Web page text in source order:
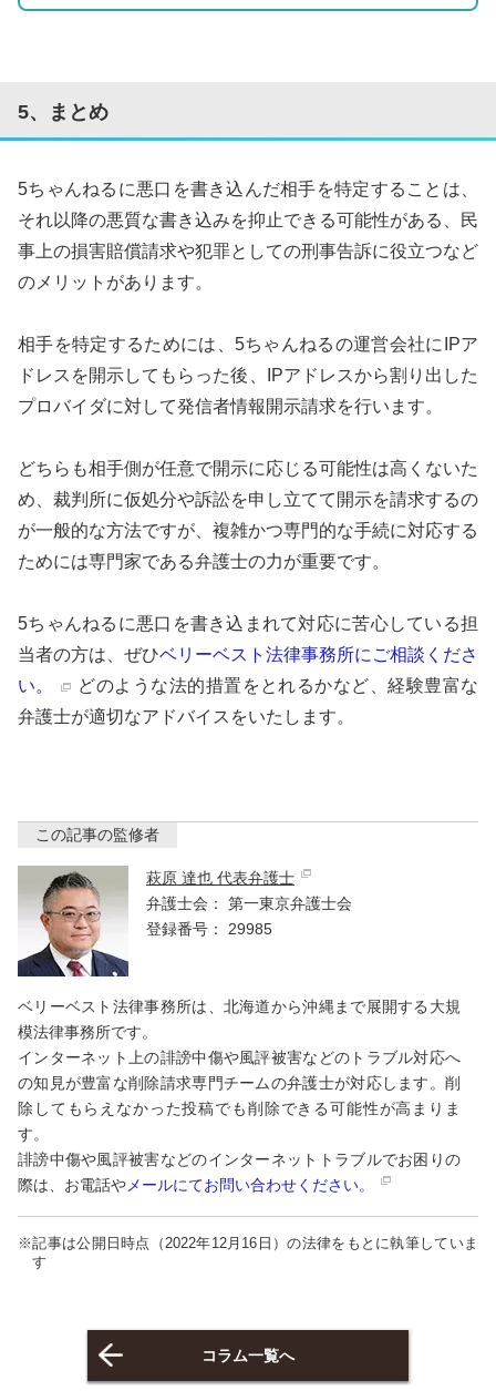
5、まとめ
5ちゃんねるに悪口を書き込んだ相手を特定することは、
それ以降の悪質な書き込みを抑止できる可能性がある、民
事上の損害賠償請求や犯罪としての刑事告訴に役立つなど
のメリットがあります。
相手を特定するためには、5ちゃんねるの運営会社にIPア
ドレスを開示してもらった後、IPアドレスから割り出した
プロバイダに対して発信者情報開示請求を行います。
どちらも相手側が任意で開示に応じる可能性は高くないた
め、裁判所に仮処分や訴訟を申し立てて開示を請求するの
が一般的な方法ですが、複雑かつ専門的な手続に対応する
ためには専門家である弁護士の力が重要です。
5ちゃんねるに悪口を書き込まれて対応に苦心している担
当者の方は、ぜひベリーベスト法律事務所にご相談くださ
い。
どのような法的措置をとれるかなど、経験豊富な
弁護士が適切なアドバイスをいたします。
この記事の監修者
萩原 達也 代表弁護士
弁護士会：
第一東京弁護士会
登録番号：
29985
ベリーベスト法律事務所は、北海道から沖縄まで展開する大規
模法律事務所です。
インターネット上の誹謗中傷や風評被害などのトラブル対応へ
の知見が豊富な削除請求専門チームの弁護士が対応します。削
除してもらえなかった投稿でも削除できる可能性が高まりま
す。
誹謗中傷や風評被害などのインターネットトラブルでお困りの
際は、お電話やメールにてお問い合わせください。
※記事は公開日時点（2022年12月16日）の法律をもとに執筆していま
す
コラム一覧へ